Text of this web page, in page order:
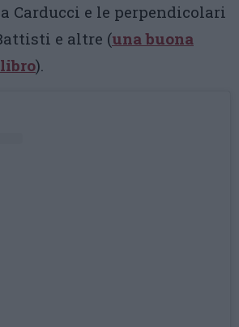
Carducci e le perpendicolari
e altre (una buona
).